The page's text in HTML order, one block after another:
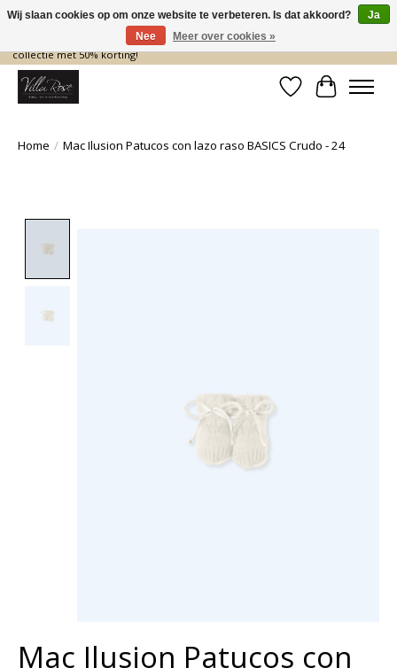
De nieuwe collectie komt eraan… en wij maken ruimte! Shop nu de zomer
collectie met 50% korting!
Verlanglijst
Home / Mac Ilusion Patucos con lazo raso BASICS Crudo - 24
Mac Ilusion Patucos con
Wij slaan cookies op om onze website te verbeteren. Is dat akkoord?
Ja
Nee
Meer over cookies »